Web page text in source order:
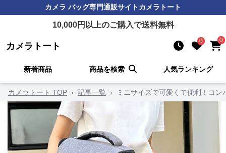
カメラ バッグ専門通販サイトカメラトート
10,000円以上のご購入で送料無料
カメラトート 0 0
新着商品 商品を検索 人気ランキング
カメラトート TOP › 記事一覧 › ミニサイズで可愛くて便利！コ